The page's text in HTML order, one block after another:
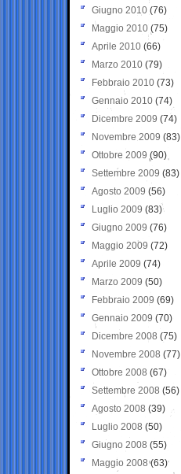
Giugno 2010 (76)
Maggio 2010 (75)
Aprile 2010 (66)
Marzo 2010 (79)
Febbraio 2010 (73)
Gennaio 2010 (74)
Dicembre 2009 (74)
Novembre 2009 (83)
Ottobre 2009 (90)
Settembre 2009 (83)
Agosto 2009 (56)
Luglio 2009 (83)
Giugno 2009 (76)
Maggio 2009 (72)
Aprile 2009 (74)
Marzo 2009 (50)
Febbraio 2009 (69)
Gennaio 2009 (70)
Dicembre 2008 (75)
Novembre 2008 (77)
Ottobre 2008 (67)
Settembre 2008 (56)
Agosto 2008 (39)
Luglio 2008 (50)
Giugno 2008 (55)
Maggio 2008(63)